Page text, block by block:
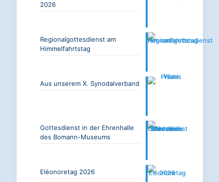
2026
Regionalgottesdienst am
Himmelfahrtstag
Aus unserem X. Synodalverband
Gottesdienst in der Ehrenhalle
des Bomann-Museums
Eléonoretag 2026